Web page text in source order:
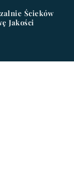
Ścieków
Jakości